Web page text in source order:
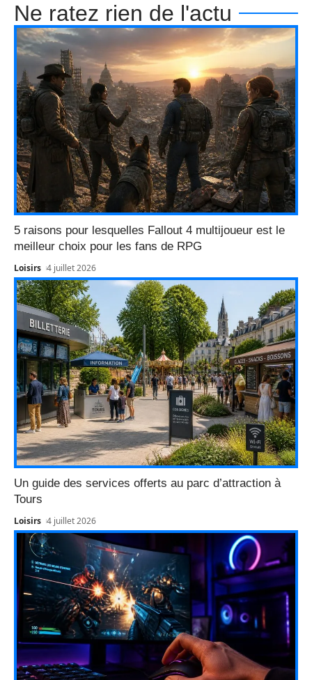
Ne ratez rien de l'actu
5 raisons pour lesquelles Fallout 4 multijoueur est le
meilleur choix pour les fans de RPG
Loisirs 4 juillet 2026
Un guide des services offerts au parc d’attraction à
Tours
Loisirs 4 juillet 2026